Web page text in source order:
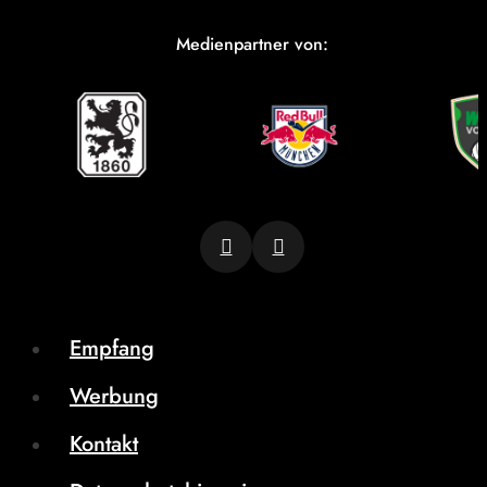
Medienpartner von:
Empfang
Werbung
Kontakt